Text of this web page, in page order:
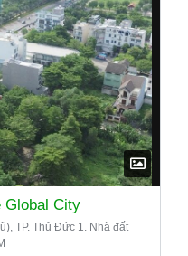
Global City
TP. Thủ Đức 1. Nhà đất